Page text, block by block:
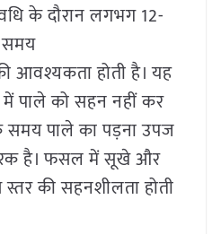
के दौरान लगभग 12-
समय
आवश्यकता होती है। यह
पाले को सहन नहीं कर
पाले का पड़ना उपज
है। फसल में सूखे और
स्तर की सहनशीलता होती